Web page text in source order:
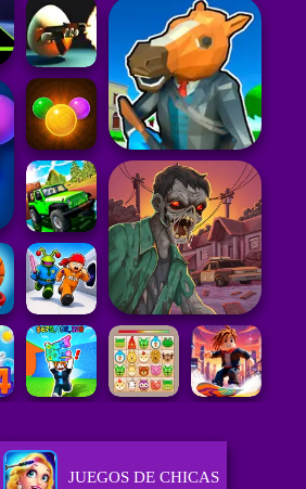
JUEGOS DE CHICAS